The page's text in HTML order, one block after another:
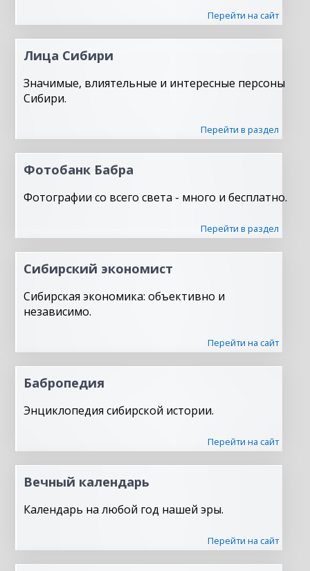
Перейти на сайт
Лица Сибири
Значимые, влиятельные и интересные персоны
Сибири.
Перейти в раздел
Фотобанк Бабра
Фотографии со всего света - много и бесплатно.
Перейти в раздел
Сибирский экономист
Сибирская экономика: объективно и
независимо.
Перейти на сайт
Бабропедия
Энциклопедия сибирской истории.
Перейти на сайт
Вечный календарь
Календарь на любой год нашей эры.
Перейти на сайт